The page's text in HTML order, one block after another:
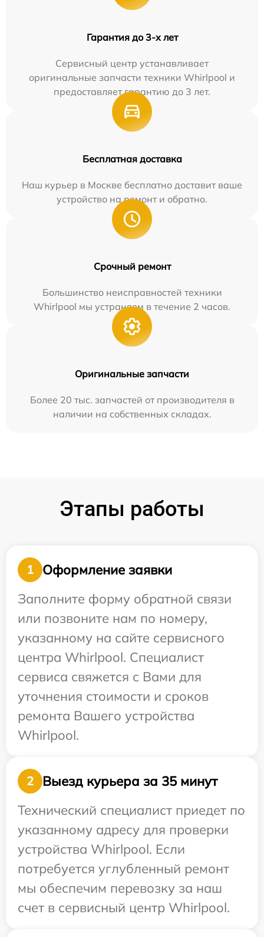
Гарантия до 3-х лет
Сервисный центр устанавливает
оригинальные запчасти техники Whirlpool и
предоставляет гарантию до 3 лет.
Бесплатная доставка
Наш курьер в Москве бесплатно доставит ваше
устройство на ремонт и обратно.
Срочный ремонт
Большинство неисправностей техники
Whirlpool мы устраняем в течение 2 часов.
Оригинальные запчасти
Более 20 тыс. запчастей от производителя в
наличии на собственных складах.
Этапы работы
1
Оформление заявки
Заполните форму обратной связи
или позвоните нам по номеру,
указанному на сайте сервисного
центра Whirlpool. Специалист
сервиса свяжется с Вами для
уточнения стоимости и сроков
ремонта Вашего устройства
Whirlpool.
2
Выезд курьера за 35 минут
Технический специалист приедет по
указанному адресу для проверки
устройства Whirlpool. Если
потребуется углубленный ремонт
мы обеспечим перевозку за наш
счет в сервисный центр Whirlpool.